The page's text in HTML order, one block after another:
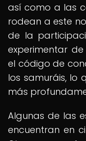
así como a las
rodean a este
de la
experimentar
el código de
los samuráis, lo
más
Algunas de las
encuentran en